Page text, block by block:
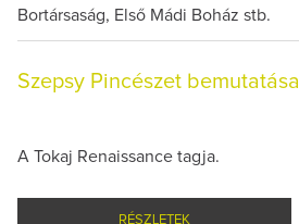
Bortársaság, Első Mádi Boház stb.
Szepsy Pincészet bemutatása
A Tokaj Renaissance tagja.
RÉSZLETEK